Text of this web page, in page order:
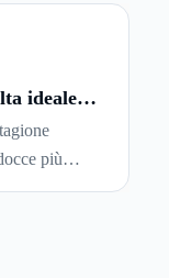
è legittimo
contratto
ideale
più
renderla
mesi caldi,